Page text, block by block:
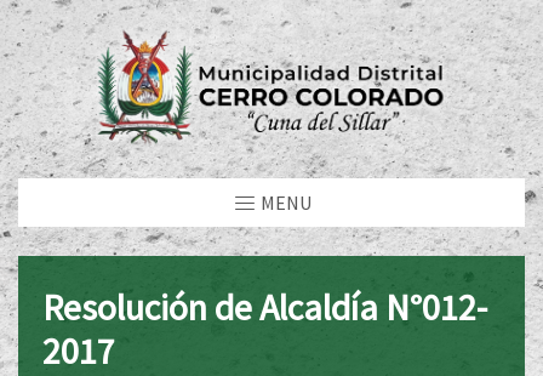
MENU
Resolución de Alcaldía N°012-
2017